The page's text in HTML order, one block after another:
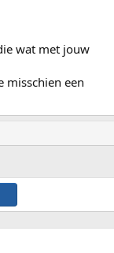
wat met jouw
misschien een